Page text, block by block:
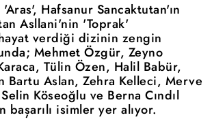
Hafsanur Sancaktutan'ın
Asllani'nin 'Toprak'
verdiği dizinin zengin
Mehmet Özgür, Zeyno
Tülin Özen, Halil Babür,
Bartu Aslan, Zehra Kelleci, Merve
Köseoğlu ve Berna Cındıl
isimler yer alıyor.